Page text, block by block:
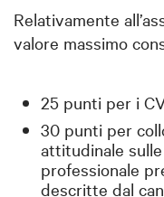
Relativamente
valore massimo
25 punti per i
30 punti per
attitudinale
professionale
descritte dal